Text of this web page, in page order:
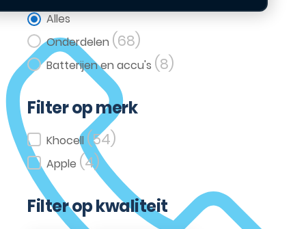
Filter op categorie
Alles
Onderdelen (68)
Batterijen en accu's (8)
Filter op merk
Filter op merk
Khocell (54)
Apple (4)
Filter op kwaliteit